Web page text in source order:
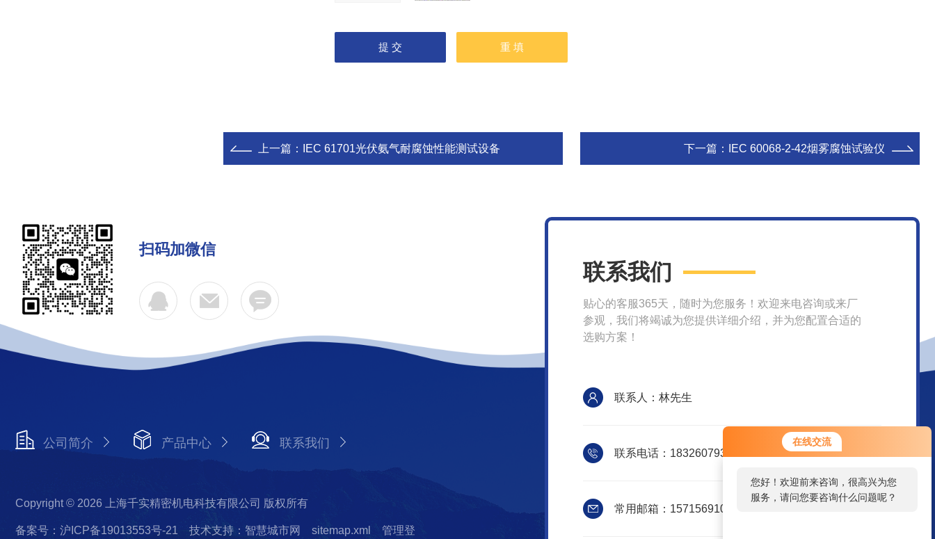
在线交流
您好！欢迎前来咨询，很高兴为您
服务，请问您要咨询什么问题呢？
上一篇： IEC 61701光伏氨气耐腐蚀性能测试设备 下一篇： IEC 60068-2-42烟雾腐蚀试验仪
扫码加微信
公司简介 产品中心 联系我们
Copyright © 2026 上海千实精密机电科技有限公司 版权所有
备案号：沪ICP备19013553号-21 技术支持：智慧城市网 sitemap.xml 管理登
联系我们
贴心的客服365天，随时为您服务！欢迎来电咨询或来厂
参观，我们将竭诚为您提供详细介绍，并为您配置合适的
选购方案！
联系人：林先生
联系电话：18326079359
常用邮箱：15715691047@163.com